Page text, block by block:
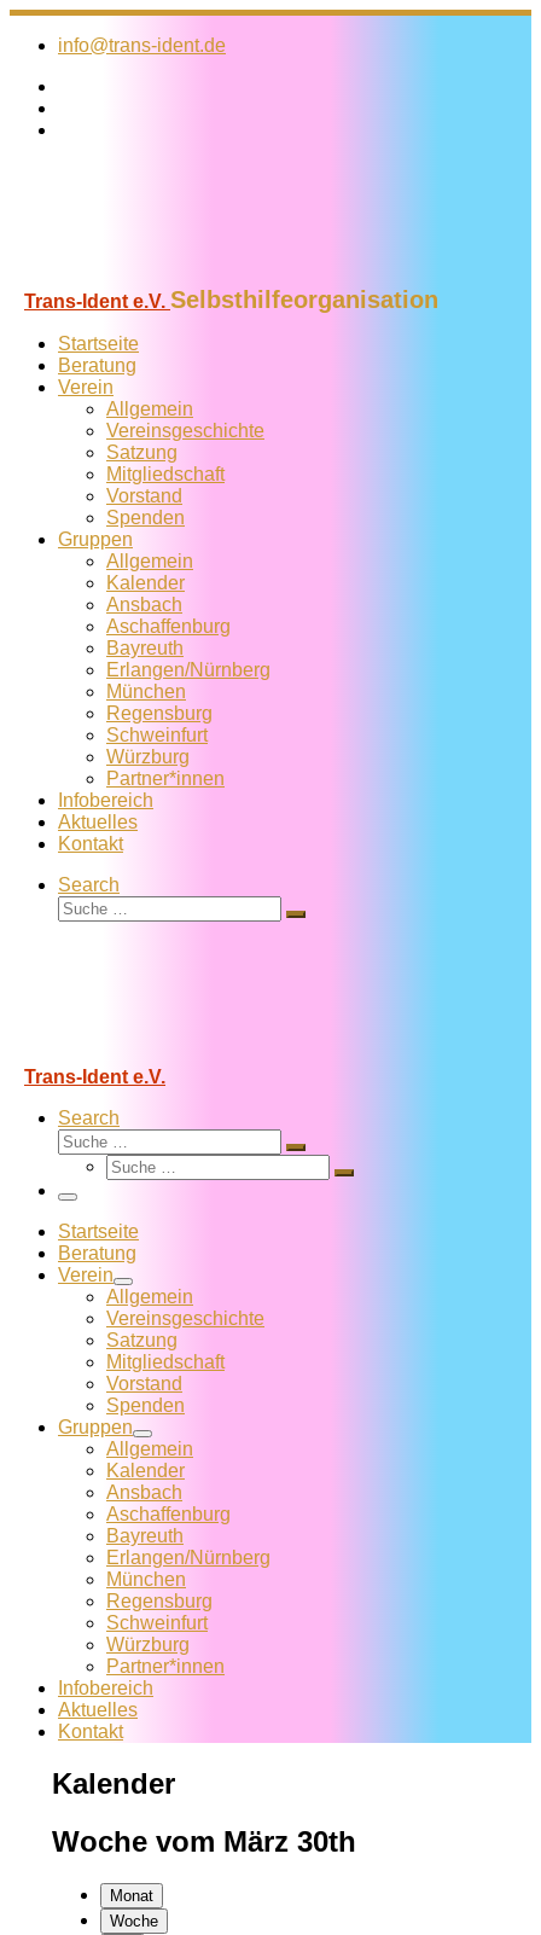
Zum
Inhalt
info@trans-ident.de
Trans-Ident e.V. Selbsthilfeorganisation
Startseite
Beratung
Verein
Allgemein
Vereins­geschichte
Satzung
Mitglied­schaft
Vorstand
Spenden
Gruppen
Allgemein
Kalender
Ansbach
Aschaffenburg
Bayreuth
Erlangen/Nürnberg
München
Regensburg
Schweinfurt
Würzburg
Partner*innen
Infobereich
Aktuelles
Kontakt
Search
Suche
Suche
Trans-Ident e.V.
Search
Suche
Suche
Suche
Suche
Menü
Startseite
Beratung
Verein
Allgemein
Vereins­geschichte
Satzung
Mitglied­schaft
Vorstand
Spenden
Gruppen
Allgemein
Kalender
Ansbach
Aschaffenburg
Bayreuth
Erlangen/Nürnberg
München
Regensburg
Schweinfurt
Würzburg
Partner*innen
Infobereich
Aktuelles
Kontakt
Kalender
Woche vom März 30th
Monat
Woche